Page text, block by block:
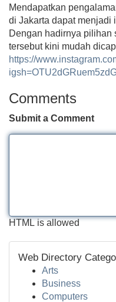
Mendapatkan
di Jakarta dapat menjadi
Dengan hadirnya pilihan
tersebut kini mudah
https://
Comments
Submit a Comment
HTML is allowed
Web Directory
Arts
Business
Computers